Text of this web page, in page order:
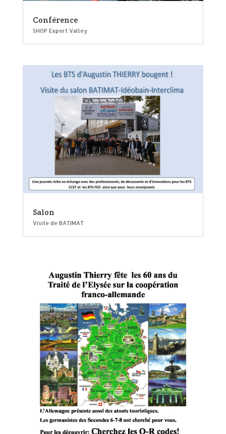
Conférence
SHOP Expert Valley
Salon
Visite de BATIMAT